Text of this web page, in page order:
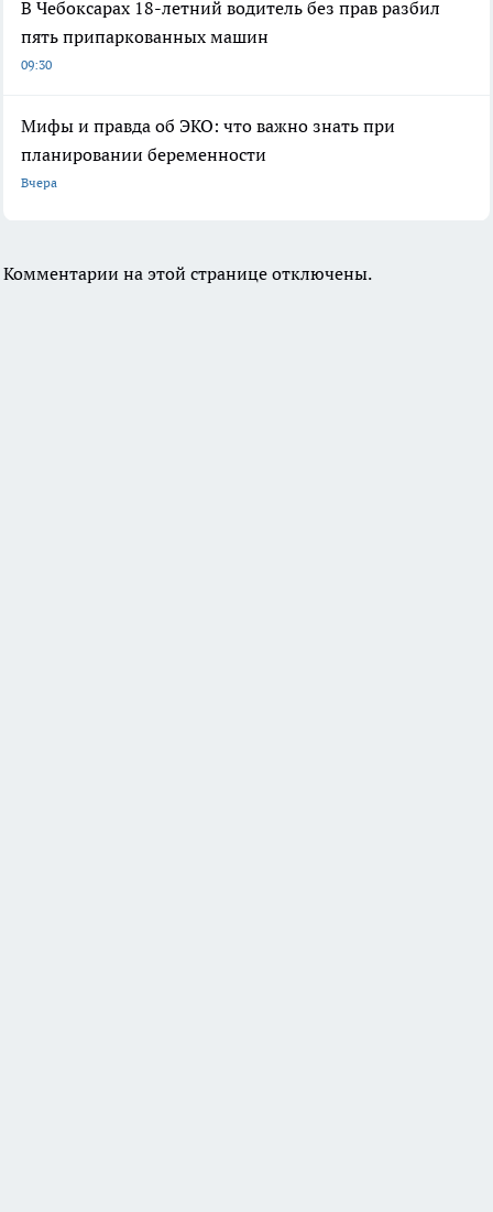
В Чебоксарах 18-летний водитель без прав разбил
пять припаркованных машин
09:30
Мифы и правда об ЭКО: что важно знать при
планировании беременности
Вчера
Комментарии на этой странице отключены.